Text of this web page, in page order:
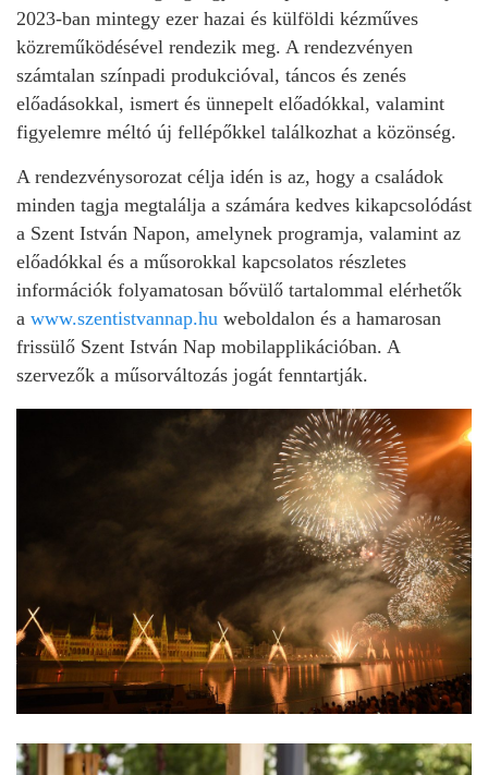
2023-ban mintegy ezer hazai és külföldi kézműves
közreműködésével rendezik meg. A rendezvényen
számtalan színpadi produkcióval, táncos és zenés
előadásokkal, ismert és ünnepelt előadókkal, valamint
figyelemre méltó új fellépőkkel találkozhat a közönség.
A rendezvénysorozat célja idén is az, hogy a családok
minden tagja megtalálja a számára kedves kikapcsolódást
a Szent István Napon, amelynek programja, valamint az
előadókkal és a műsorokkal kapcsolatos részletes
információk folyamatosan bővülő tartalommal elérhetők
a www.szentistvannap.hu weboldalon és a hamarosan
frissülő Szent István Nap mobilapplikációban. A
szervezők a műsorváltozás jogát fenntartják.